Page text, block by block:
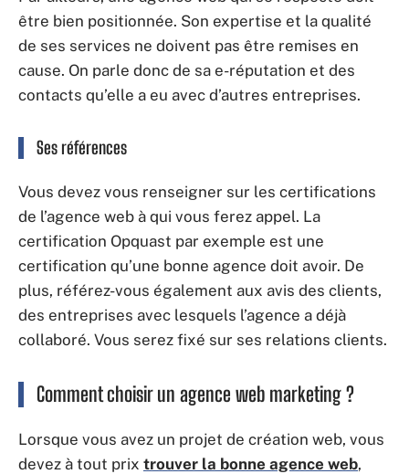
être bien positionnée. Son expertise et la qualité
de ses services ne doivent pas être remises en
cause. On parle donc de sa e-réputation et des
contacts qu’elle a eu avec d’autres entreprises.
Ses références
Vous devez vous renseigner sur les certifications
de l’agence web à qui vous ferez appel. La
certification Opquast par exemple est une
certification qu’une bonne agence doit avoir. De
plus, référez-vous également aux avis des clients,
des entreprises avec lesquels l’agence a déjà
collaboré. Vous serez fixé sur ses relations clients.
Comment choisir un agence web marketing ?
Lorsque vous avez un projet de création web, vous
devez à tout prix trouver la bonne agence web,